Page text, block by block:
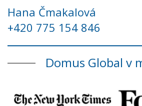
Hana Čmakalová
+420 775 154 846
Domus Global v